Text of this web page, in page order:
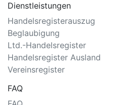
Dienstleistungen
Handelsregisterauszug
Beglaubigung
Ltd.-Handelsregister
Handelsregister Ausland
Vereinsregister
FAQ